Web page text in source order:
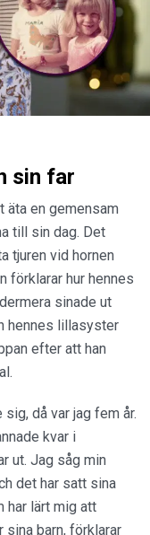
sin far
äta en gemensam
till sin dag. Det
tjuren vid hornen
förklarar hur hennes
sinade ut
hennes lillasyster
efter att han
då var jag fem år.
kvar i
ut. Jag såg min
det har satt sina
har lärt mig att
sina barn, förklarar